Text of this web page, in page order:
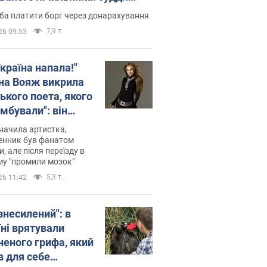
неочікуване рішення
платити борг через донарахування
09:53 7,9 т.
напала!"
Вояж викрила
поета, якого
він
російської не
тепер хоче
українців
артистка,
був фанатом
але після переїзду в
"промили мозок"
11:42 5,3 т.
в
врятували
грифа, який
для себе